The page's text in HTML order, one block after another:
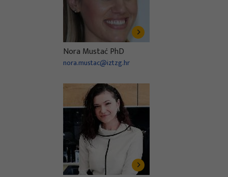
Nora Mustać PhD
nora.mustac@iztzg.hr